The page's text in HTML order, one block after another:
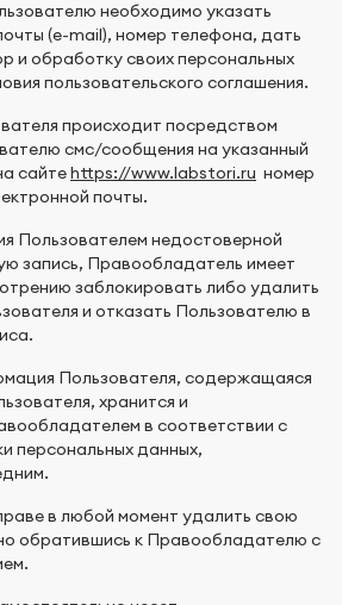
необходимо указать
(e-mail), номер телефона, дать
и обработку своих персональных
пользовательского соглашения.
происходит посредством
смс/сообщения на указанный
сайтеhttps://www.labstori.ru номер
почты.
Пользователем недостоверной
запись, Правообладатель имеет
заблокировать либо удалить
и отказать Пользователю в
Пользователя, содержащаяся
хранится и
в соответствии с
персональных данных,
в любой момент удалить свою
обратившись к Правообладателю с